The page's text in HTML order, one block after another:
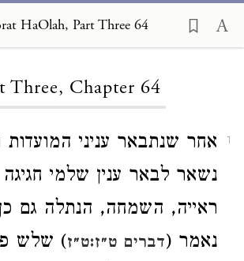
HaOlah, Part Three 64
Three, Chapter 64
1
אחר שנתבאר עניני המועדות
נשאר לבאר ענין שלמי חגיגה
ראייה, השמחה, הנתלה גם
נאמר (דברים ט״ז:ט״ז) שלש